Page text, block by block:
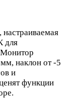
для
Монитор
наклон от -5
и
функции